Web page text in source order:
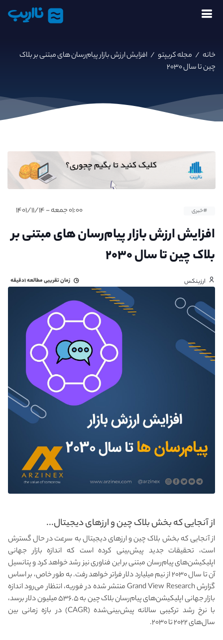
نااریب
خانه / مجله کریپتو / افزایش ارزش بازار پیام‌رسان‌ های مبتنی بر بلاک
چین تا سال ۲۰۳۰
#خبری ۰۱:۰۰ جمعه - ۱۴۰۱/۱۱/۱۴
افزایش ارزش بازار پیام‌رسان‌ های مبتنی بر
بلاک چین تا سال ۲۰۳۰
ارزینکس زمان تقریبی مطالعه۱دقیقه
از آنجایی که بخش بلاک چین و ارزهای دیجیتال...
از آنجایی که بخش بلاک چین و ارزهای دیجیتال به سرعت در حال گسترش
است، تحقیقات جدید پیش‌بینی کرده است که اندازه بازار جهانی
اپلیکیشن‌های پیام‌رسان مبتنی بر این فناوری نیز رشد خواهد کرد و پتانسیل
آن تا سال ۲۰۳۰ از نیم میلیارد دلار فراتر خواهد رفت. به طور خاص، بر اساس
گزارش Grand View Research منتشر شده در فوریه، انتظار می‌رود اندازه
بازار جهانی اپلیکیشن‌های پیام‌رسان بلاک چین به ۵۳۶.۵ میلیون دلار برسد،
با نرخ رشد ترکیبی سالانه پیش‌بینی‌شده (CAGR) در بازه زمانی بین
سال‌های ۲۰۲۲ تا ۲۰۳۰.